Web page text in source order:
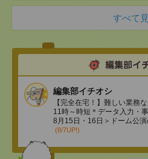
すべて
編集部イチオシ
【完全在宅！】難しい業務
11時～時短＊データ入力・
8月15日・16日＞ドーム公
(8/7UP!)